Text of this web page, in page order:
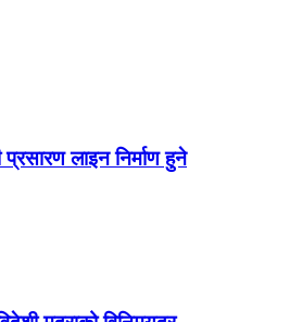
लाइन निर्माण हुने